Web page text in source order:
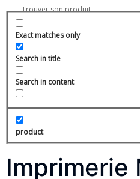
Exact matches only
Search in title
Search in content
product
Imprimerie